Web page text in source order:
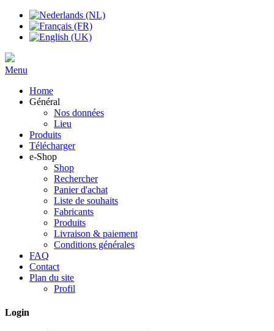
Menu
Home
Général
Nos données
Lieu
Produits
Télécharger
e-Shop
Shop
Rechercher
Panier d'achat
Liste de souhaits
Fabricants
Produits
Livraison & paiement
Conditions générales
FAQ
Contact
Plan du site
Profil
Login